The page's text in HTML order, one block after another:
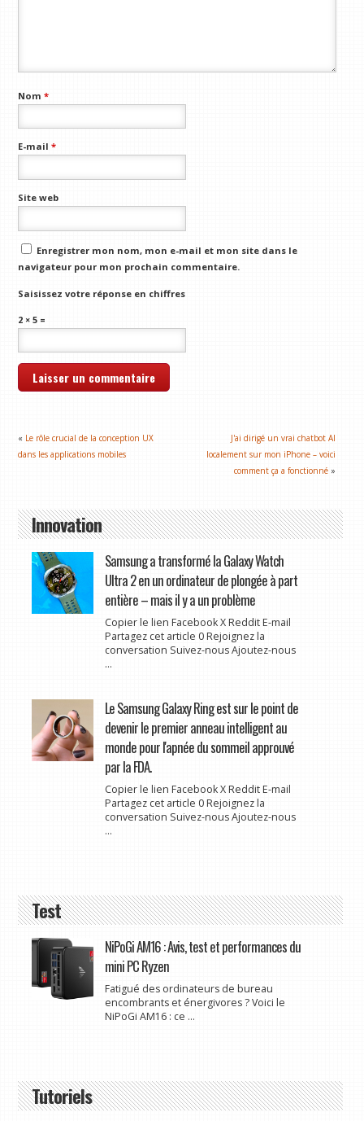
Nom*
E-mail*
Site web
Enregistrer mon nom, mon e-mail et mon site dans le
navigateur pour mon prochain commentaire.
Saisissez votre réponse en chiffres
2 × 5 =
« Le rôle crucial de la conception UX
dans les applications mobiles
J'ai dirigé un vrai chatbot AI
localement sur mon iPhone – voici
comment ça a fonctionné »
Innovation
Samsung a transformé la Galaxy Watch
Ultra 2 en un ordinateur de plongée à part
entière – mais il y a un problème
Copier le lien Facebook X Reddit E-mail
Partagez cet article 0 Rejoignez la
conversation Suivez-nous Ajoutez-nous
...
Le Samsung Galaxy Ring est sur le point de
devenir le premier anneau intelligent au
monde pour l'apnée du sommeil approuvé
par la FDA.
Copier le lien Facebook X Reddit E-mail
Partagez cet article 0 Rejoignez la
conversation Suivez-nous Ajoutez-nous
...
Test
NiPoGi AM16 : Avis, test et performances du
mini PC Ryzen
Fatigué des ordinateurs de bureau
encombrants et énergivores ? Voici le
NiPoGi AM16 : ce ...
Tutoriels